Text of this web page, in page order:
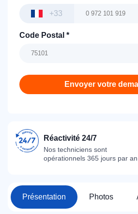
+33
Code Postal *
Envoyer votre
Réactivité 24/7
Nos techniciens sont
opérationnels 365 jours par an
Présentation Photos